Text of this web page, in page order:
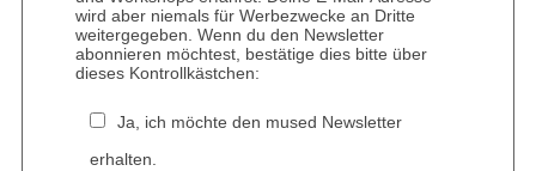
wird aber niemals für Werbezwecke an Dritte
weitergegeben. Wenn du den Newsletter
abonnieren möchtest, bestätige dies bitte über
dieses Kontrollkästchen:
Ja, ich möchte den mused Newsletter
erhalten.